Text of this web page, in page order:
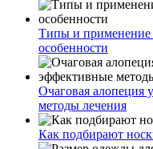
Типы и применение
особенности
Очаговая
методы лечения
Как подбирают